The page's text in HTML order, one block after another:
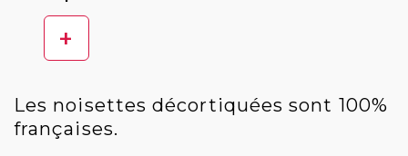
+
Les noisettes décortiquées sont 100%
françaises.